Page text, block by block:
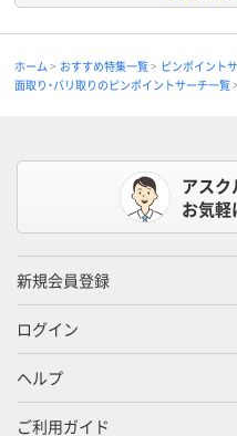
ホーム おすすめ特集一覧
ピンポイント
面取り・バリ取りのピンポイントサーチ一覧
アスク
お気軽
新規会員登録
ログイン
ヘルプ
ご利用ガイド